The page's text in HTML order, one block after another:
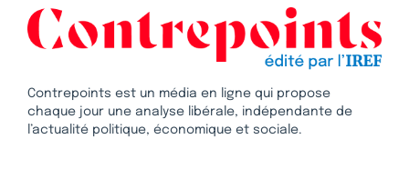
Contrepoints est un média en ligne qui propose
chaque jour une analyse libérale, indépendante de
l’actualité politique, économique et sociale.